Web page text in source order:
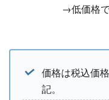
→低価格
価格は税込価
記。